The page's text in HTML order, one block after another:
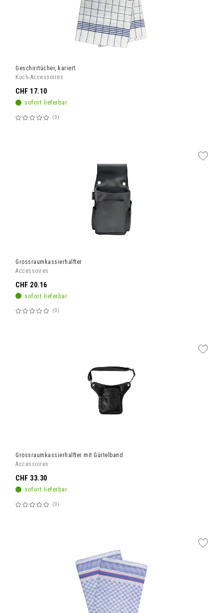
Geschirrtücher, kariert
Koch-Accessoires
sofort lieferbar
Bewertung:
0
CHF 17.10
Grossraumkassierhalfter
Accessoires
sofort lieferbar
Bewertung:
0
CHF 20.16
Grossraumkassierhalfter mit Gürtelband
Accessoires
sofort lieferbar
Bewertung:
0
CHF 33.30